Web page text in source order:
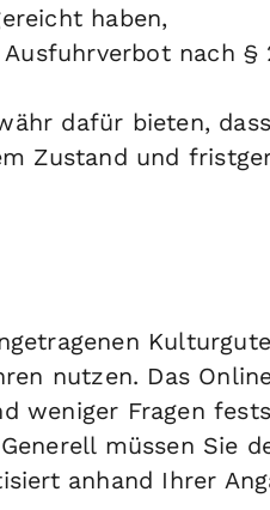
haben,
nach §
dafür bieten,
Zustand und
nutzen. Das
weniger Fragen
müssen Sie
anhand Ihrer